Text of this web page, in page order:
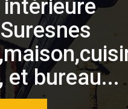
et bureau...